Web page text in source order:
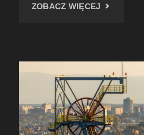
ZOBACZ WIĘCEJ"W
JERZEGO"